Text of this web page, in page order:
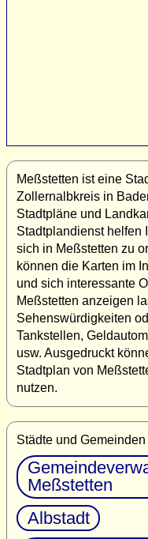
Meßstetten ist eine
Zollernalbkreis in
Stadtpläne und
Stadtplandienst helfen
sich in Meßstetten zu
können die Karten im
und sich interessante
Meßstetten anzeigen
Sehenswürdigkeiten
Tankstellen,
usw. Ausgedruckt
Stadtplan von
nutzen.
Städte und
Meßstetten
Albstadt